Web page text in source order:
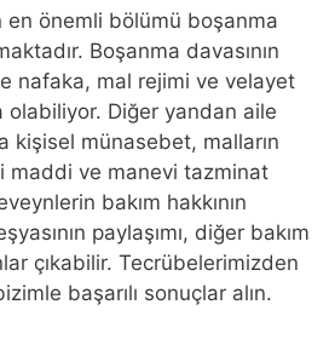
en önemli bölümü boşanma
Boşanma davasının
nafaka, mal rejimi ve velayet
olabiliyor. Diğer yandan aile
kişisel münasebet, malların
maddi ve manevi tazminat
bakım hakkının
paylaşımı, diğer bakım
çıkabilir. Tecrübelerimizden
başarılı sonuçlar alın.